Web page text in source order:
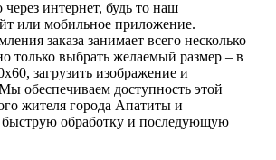
через интернет, будь то наш
или мобильное приложение.
заказа занимает всего несколько
только выбрать желаемый размер – в
загрузить изображение и
обеспечиваем доступность этой
жителя города Апатиты и
быструю обработку и последующую